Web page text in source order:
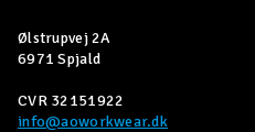
Ølstrupvej 2A
6971 Spjald
CVR 32151922
info@aoworkwear.dk